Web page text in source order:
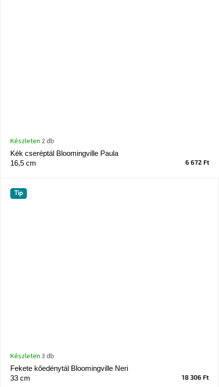
Kék cseréptál Bloomingville Paula
16,5 cm
Készleten 2 db
6 672 Ft
Tip
Fekete kőedénytál Bloomingville Neri
33 cm
Készleten 3 db
18 306 Ft